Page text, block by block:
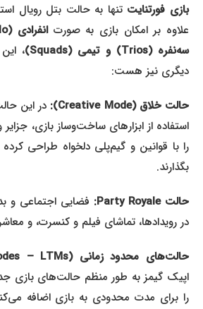
بازی فورتنایتتنها به حالت بتل رویال
علاوه بر امکان بازی به صورت
سه‌نفره (Trios) و تیمی (Squads)
، این
دیگری نیز هست:
حالت خلاق (Creative Mode):
در این حالت،
استفاده از ابزارهای ساخت‌وساز بازی،
را با قوانین و گیم‌پلی دلخواه طراحی کرده و
بگذارند.
حالت Party Royale:
فضایی اجتماعی و
در رویدادها، تماشای فیلم و کنسرت، و معاشرت
حالت‌های محدود زمانی (Limited Time Modes – LTMs):
اپیک گیمز به طور منظم حالت‌های بازی جدید
را برای مدت محدودی به بازی اضافه